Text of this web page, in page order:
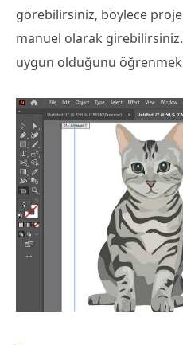
görebilirsiniz, böylece
manuel olarak
uygun olduğunu öğrenmek